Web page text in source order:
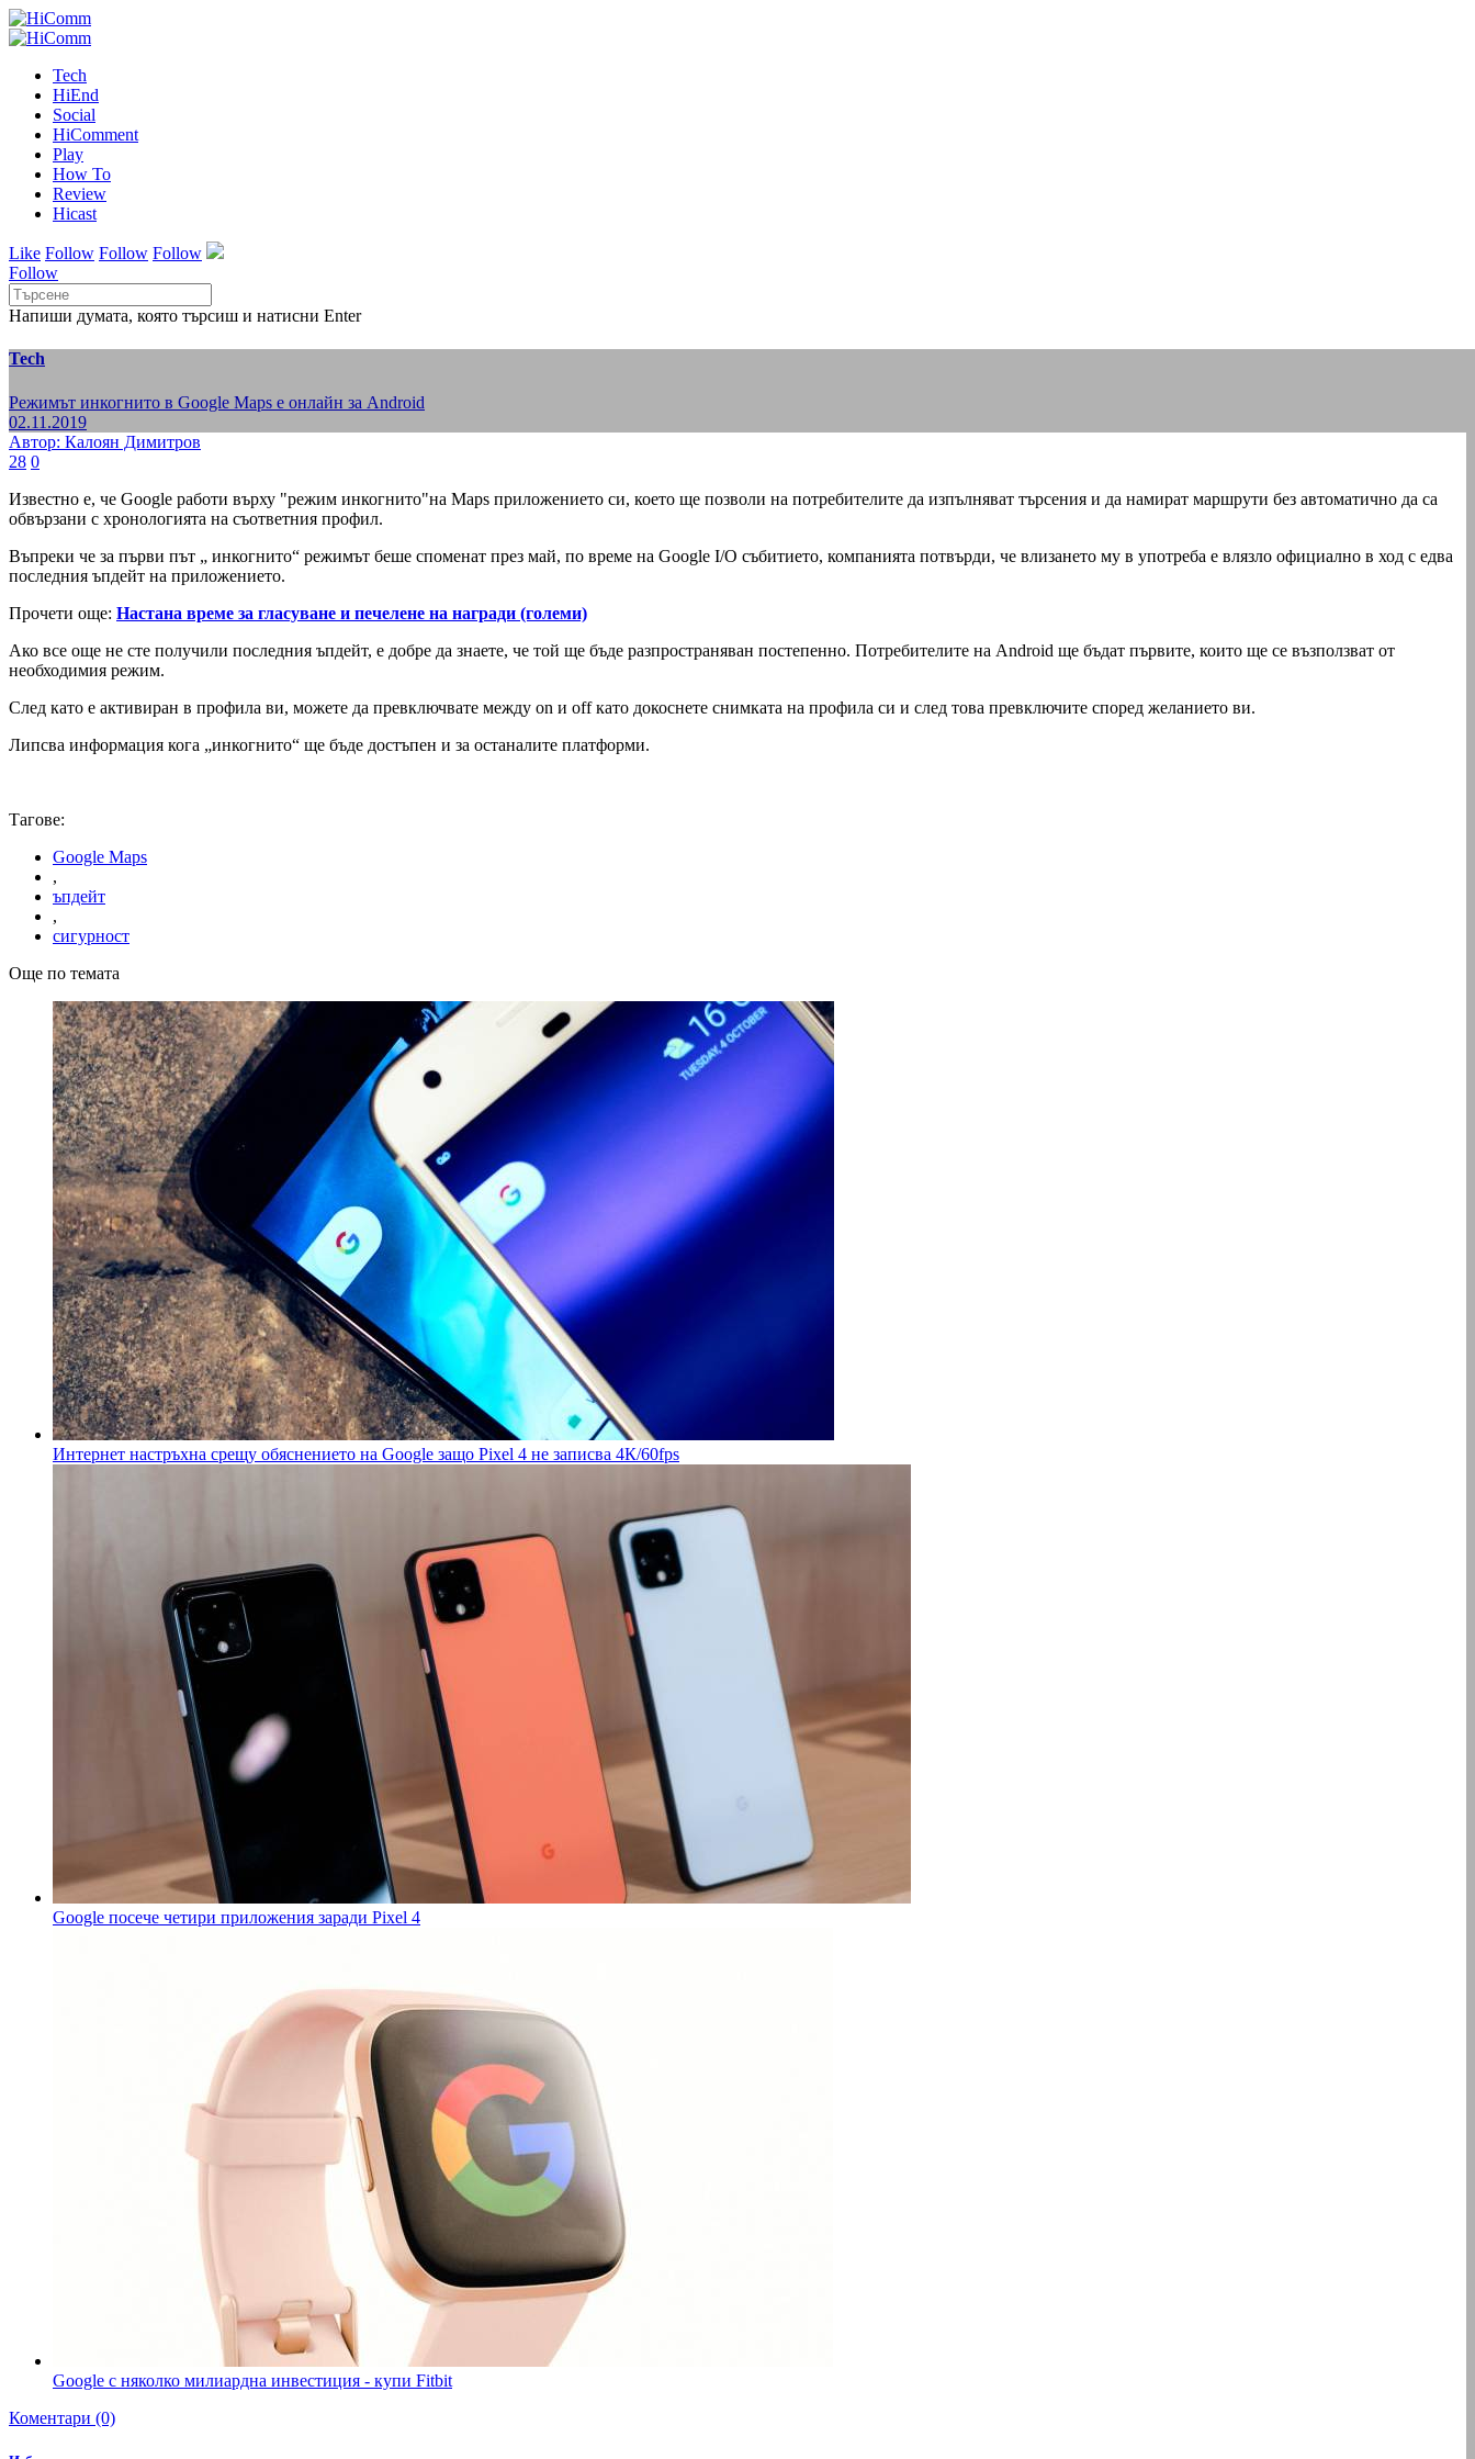
Tech
HiEnd
Social
HiComment
Play
How To
Review
Hicast
Like Follow Follow Follow
Follow
Напиши думата, която търсиш и натисни Enter
Tech
Режимът инкогнито в Google Maps е онлайн за Android
02.11.2019
Автор: Калоян Димитров
28 0
Известно е, че Google работи върху "режим инкогнито"на Maps приложението си, което ще позволи на потребителите да изпълняват търсения и да намират маршрути без автоматично да са
обвързани с хронологията на съответния профил.
Въпреки че за първи път „ инкогнито“ режимът беше споменат през май, по време на Google I/O събитието, компанията потвърди, че влизането му в употреба е влязло официално в ход с едва
последния ъпдейт на приложението.
Прочети още: Настана време за гласуване и печелене на награди (големи)
Ако все още не сте получили последния ъпдейт, е добре да знаете, че той ще бъде разпространяван постепенно. Потребителите на Android ще бъдат първите, които ще се възползват от
необходимия режим.
След като е активиран в профила ви, можете да превключвате между on и off като докоснете снимката на профила си и след това превключите според желанието ви.
Липсва информация кога „инкогнито“ ще бъде достъпен и за останалите платформи.
Тагове:
Google Maps
,
ъпдейт
,
сигурност
Още по темата
Интернет настръхна срещу обяснението на Google защо Pixel 4 не записва 4К/60fps
Google посече четири приложения заради Pixel 4
Google с няколко милиардна инвестиция - купи Fitbit
Коментари (0)